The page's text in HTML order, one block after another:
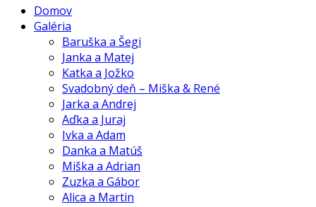
Domov
Galéria
Baruška a Šegi
Janka a Matej
Katka a Jožko
Svadobný deň – Miška & René
Jarka a Andrej
Aďka a Juraj
Ivka a Adam
Danka a Matúš
Miška a Adrian
Zuzka a Gábor
Alica a Martin